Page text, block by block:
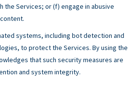
the Services; or (f) engage in abusive
systems, including bot detection and
to protect the Services. By using the
that such security measures are
and system integrity.